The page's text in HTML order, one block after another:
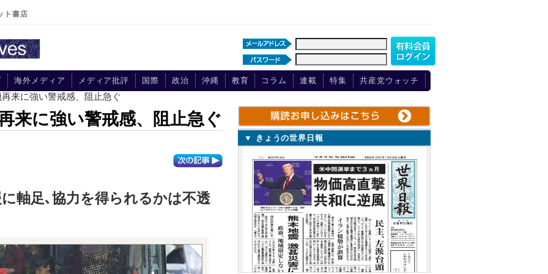
ト書店
海外メディア メディア批評 国際 政治 沖縄 教育 コラム 連載 特集 共産党ウォッチ
来に強い警戒感、阻止急ぐ
来に強い警戒感、阻止急ぐ
軸足､協力を得られるかは不透
▼ きょうの世界日報